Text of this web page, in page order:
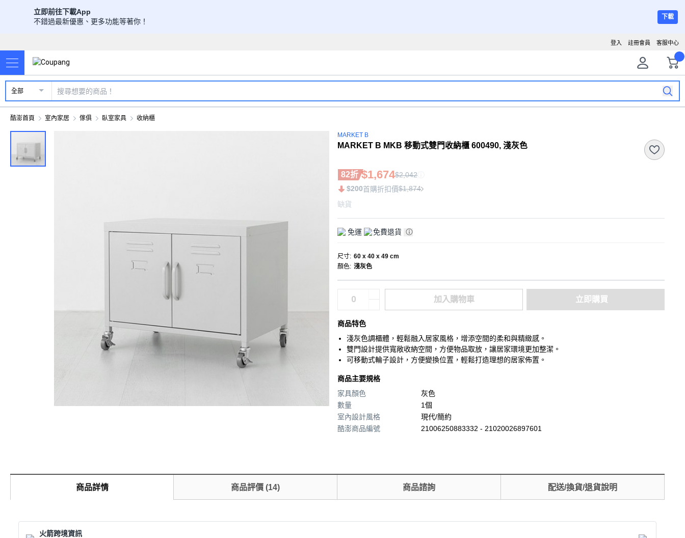
立即前往下載App
不錯過最新優惠、更多功能等著你！
下載
客服中心
註冊會員
登入
全部
酷澎首頁 室內家居 傢俱 臥室家具 收納櫃
MARKET B
MARKET B MKB 移動式雙門收納櫃 600490, 淺灰色
82折 $1,674$2,042
$200首購折扣價$1,874
缺貨
免運 免費退貨
尺寸: 60 x 40 x 49 cm
顏色: 淺灰色
加入購物車 立即購買
商品特色
淺灰色調櫃體，輕鬆融入居家風格，增添空間的柔和與精緻感。
雙門設計提供寬敞收納空間，方便物品取放，讓居家環境更加整潔。
可移動式輪子設計，方便變換位置，輕鬆打造理想的居家佈置。
商品主要規格
家具顏色
灰色
數量
1個
室內設計風格
現代/簡約
酷澎商品編號
21006250883332 - 21020026897601
商品詳情 商品評價 (14) 商品諮詢 配送/換貨/退貨說明
火箭跨境資訊